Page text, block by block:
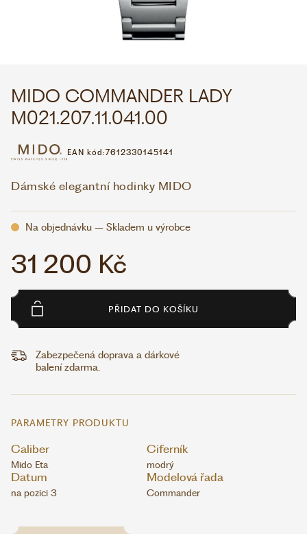
VOLEJTE 9:00–18:00+420 775 138 346
MIDO COMMANDER LADY
M021.207.11.041.00
EAN kód:7612330145141
Dámské elegantní hodinky MIDO
Na objednávku – Skladem u výrobce
31 200 Kč
PŘIDAT DO KOŠÍKU
Zabezpečená doprava a dárkové
balení zdarma.
PARAMETRY PRODUKTU
Caliber
Mido Eta
Ciferník
modrý
Datum
na pozici 3
Modelová řada
Commander